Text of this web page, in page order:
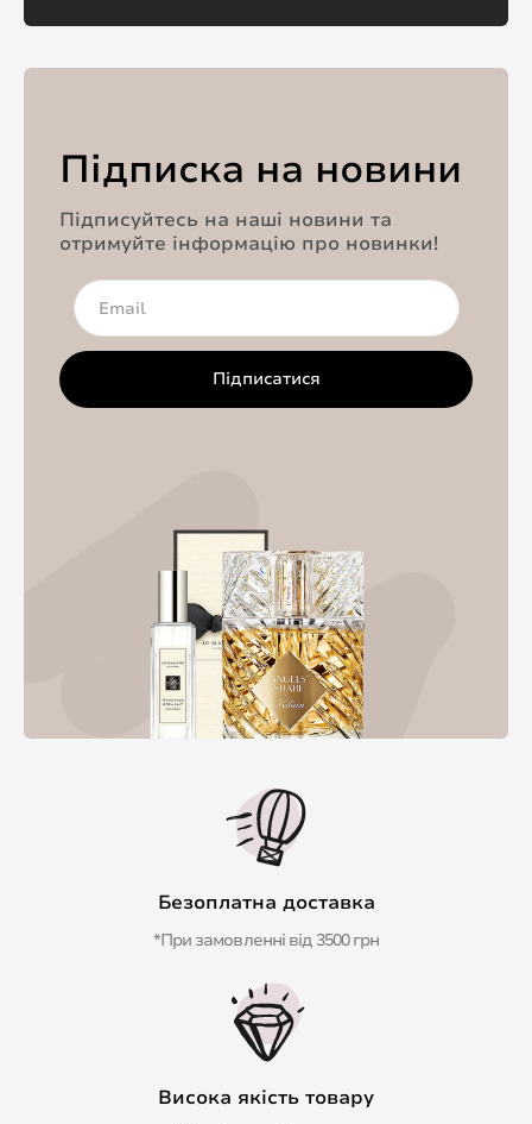
Підписка на новини
Підписуйтесь на наші новини та
отримуйте інформацію про новинки!
Підписатися
Безоплатна доставка
*При замовленні від 3500 грн
Висока якість товару